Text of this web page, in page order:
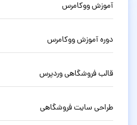
آموزش ووکامرس
دوره آموزش ووکامرس
قالب فروشگاهی وردپرس
طراحی سایت فروشگاهی